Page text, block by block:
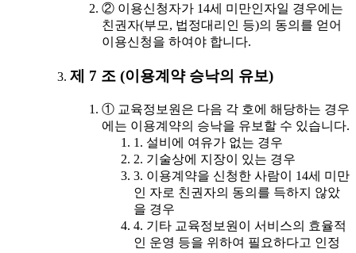
② 이용신청자가 14세 미만인자일 경우에는
친권자(부모, 법정대리인 등)의 동의를 얻어
이용신청을 하여야 합니다.
제 7 조 (이용계약 승낙의 유보)
① 교육정보원은 다음 각 호에 해당하는 경우
에는 이용계약의 승낙을 유보할 수 있습니다.
1. 설비에 여유가 없는 경우
2. 기술상에 지장이 있는 경우
3. 이용계약을 신청한 사람이 14세 미만
인 자로 친권자의 동의를 득하지 않았
을 경우
4. 기타 교육정보원이 서비스의 효율적
인 운영 등을 위하여 필요하다고 인정